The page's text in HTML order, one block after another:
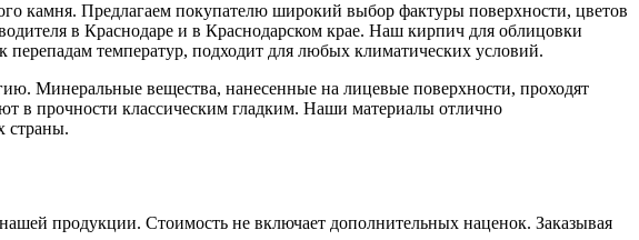
камня. Предлагаем покупателю широкий выбор фактуры поверхности, цветов
в Краснодаре и в Краснодарском крае. Наш кирпич для облицовки
перепадам температур, подходит для любых климатических условий.
Минеральные вещества, нанесенные на лицевые поверхности, проходят
в прочности классическим гладким. Наши материалы отлично
страны.
продукции. Стоимость не включает дополнительных наценок. Заказывая